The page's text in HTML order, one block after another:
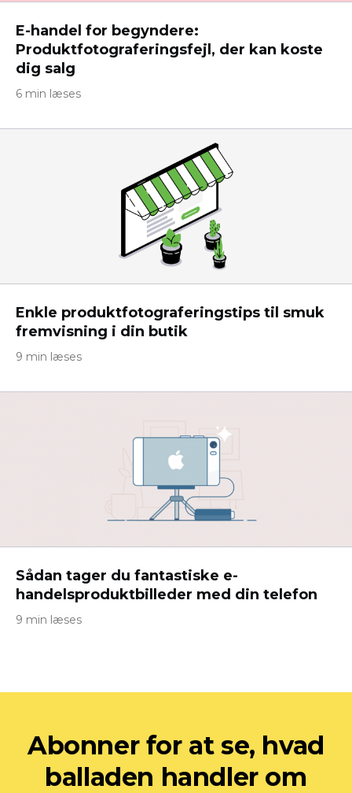
E-handel for begyndere:
Produktfotograferingsfejl, der kan koste
dig salg
6 min læses
Enkle produktfotograferingstips til smuk
fremvisning i din butik
9 min læses
Sådan tager du fantastiske e-
handelsproduktbilleder med din telefon
9 min læses
Abonner for at se, hvad
balladen handler om